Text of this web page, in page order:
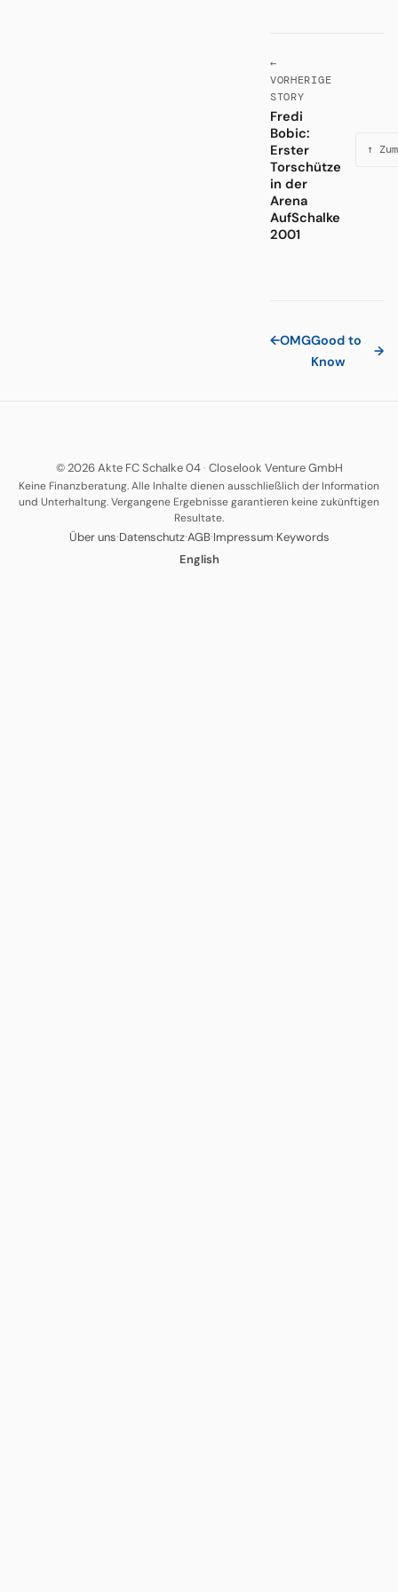
←
VORHERIGE
STORY
Fredi
Bobic:
Erster
Torschütze
in der
Arena
AufSchalke
2001
↑
←OMGGood to
Know
→
© 2026 Akte FC Schalke 04· Closelook Venture GmbH
Keine Finanzberatung. Alle Inhalte dienen ausschließlich der Information
und Unterhaltung. Vergangene Ergebnisse garantieren keine zukünftigen
Resultate.
Über uns·Datenschutz·AGB·Impressum·Keywords
English